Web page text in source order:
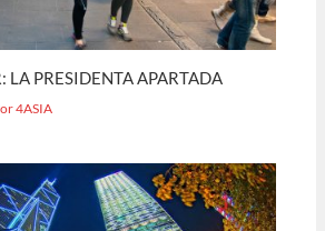
LA PRESIDENTA APARTADA
4ASIA